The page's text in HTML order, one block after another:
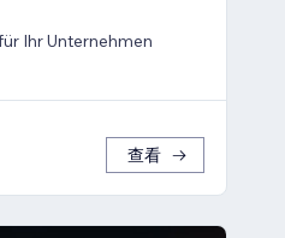
Ihr Unternehmen
查看